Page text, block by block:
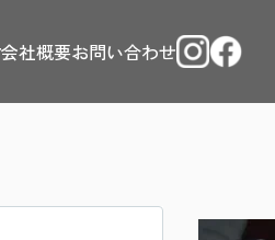
会社概要お問い合わせ